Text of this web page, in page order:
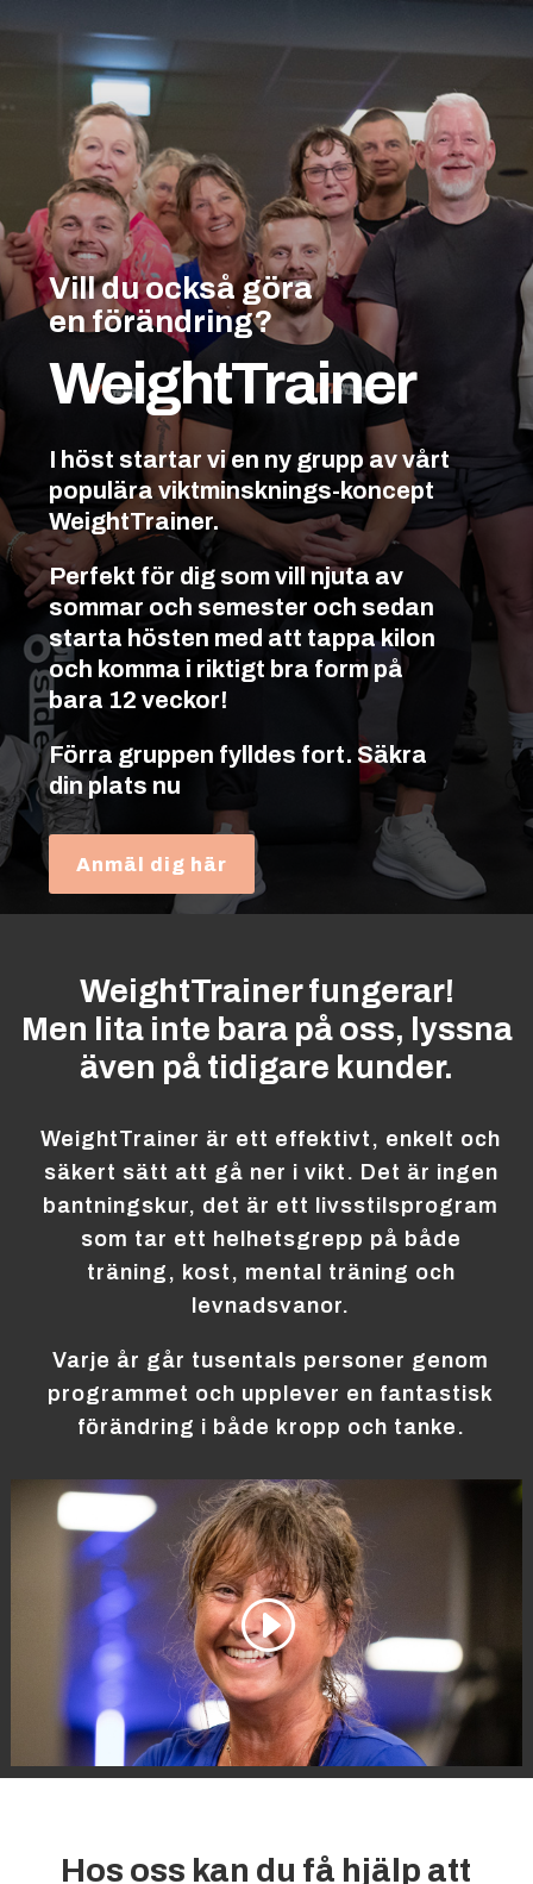
Vill du också göra
en förändring?
WeightTrainer
I höst startar vi en ny grupp av vårt
populära viktminsknings-koncept
WeightTrainer.
Perfekt för dig som vill njuta av
sommar och semester och sedan
starta hösten med att tappa kilon
och komma i riktigt bra form på
bara 12 veckor!
Förra gruppen fylldes fort. Säkra
din plats nu
Anmäl dig här
WeightTrainer fungerar!
Men lita inte bara på oss, lyssna
även på tidigare kunder.
WeightTrainer är ett effektivt, enkelt och
säkert sätt att gå ner i vikt. Det är ingen
bantningskur, det är ett livsstilsprogram
som tar ett helhetsgrepp på både
träning, kost, mental träning och
levnadsvanor.
Varje år går tusentals personer genom
programmet och upplever en fantastisk
förändring i både kropp och tanke.
Hos oss kan du få hjälp att